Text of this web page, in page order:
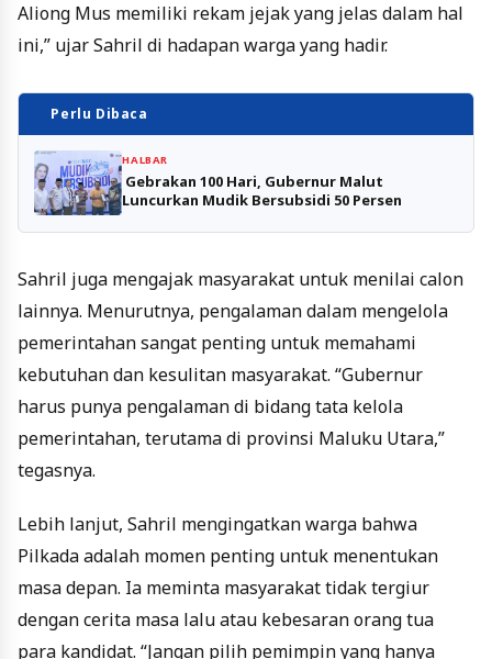
Aliong Mus memiliki rekam jejak yang jelas dalam hal
ini,” ujar Sahril di hadapan warga yang hadir.
Perlu Dibaca
HALBAR
Gebrakan 100 Hari, Gubernur Malut
Luncurkan Mudik Bersubsidi 50 Persen
Sahril juga mengajak masyarakat untuk menilai calon
lainnya. Menurutnya, pengalaman dalam mengelola
pemerintahan sangat penting untuk memahami
kebutuhan dan kesulitan masyarakat. “Gubernur
harus punya pengalaman di bidang tata kelola
pemerintahan, terutama di provinsi Maluku Utara,”
tegasnya.
Lebih lanjut, Sahril mengingatkan warga bahwa
Pilkada adalah momen penting untuk menentukan
masa depan. Ia meminta masyarakat tidak tergiur
dengan cerita masa lalu atau kebesaran orang tua
para kandidat. “Jangan pilih pemimpin yang hanya